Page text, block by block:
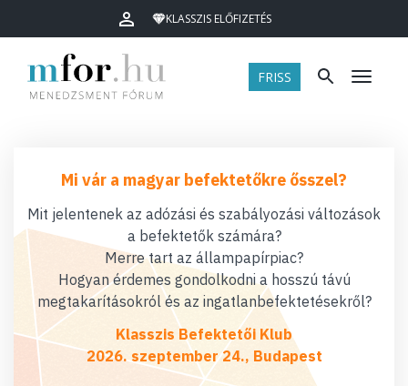
KLASSZIS ELŐFIZETÉS
FRISS Menü
Mi vár a magyar befektetőkre ősszel?
Mit jelentenek az adózási és szabályozási változások
a befektetők számára?
Merre tart az állampapírpiac?
Hogyan érdemes gondolkodni a hosszú távú
megtakarításokról és az ingatlanbefektetésekről?
Klasszis Befektetői Klub
2026. szeptember 24., Budapest